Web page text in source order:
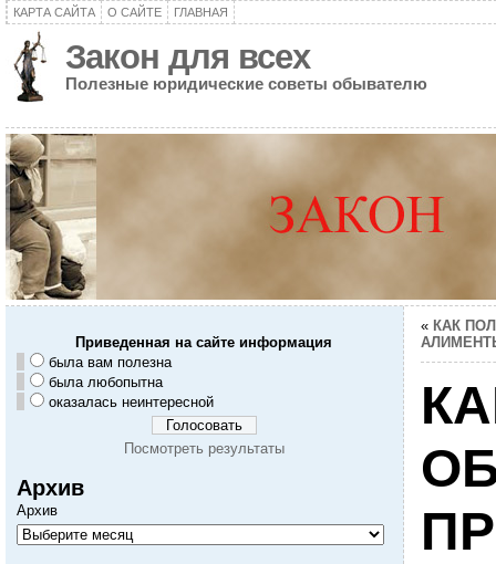
КАРТА САЙТА О САЙТЕ ГЛАВНАЯ
Закон для всех
Полезные юридические советы обывателю
Приведенная на сайте информация
была вам полезна
была любопытна
оказалась неинтересной
Посмотреть результаты
Архив
Архив
« КАК